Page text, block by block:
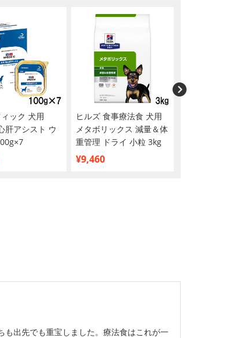
ック 犬用
肝アシスト ウ
ヒルズ 食事療法食 犬用
メタボリックス 減量＆体
重管理 ドライ 小粒 3kg
¥9,460
出先でも重宝しました。療法食はこれが一